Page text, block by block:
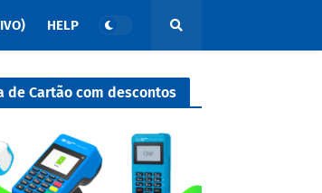
HELP
de Cartão com descontos